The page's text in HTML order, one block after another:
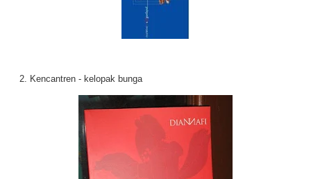
2. Kencantren - kelopak bunga